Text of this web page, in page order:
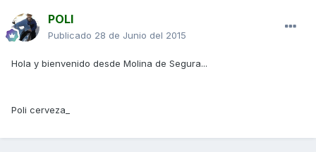
POLI
Publicado 28 de Junio del 2015
Hola y bienvenido desde Molina de Segura...
Poli cerveza_